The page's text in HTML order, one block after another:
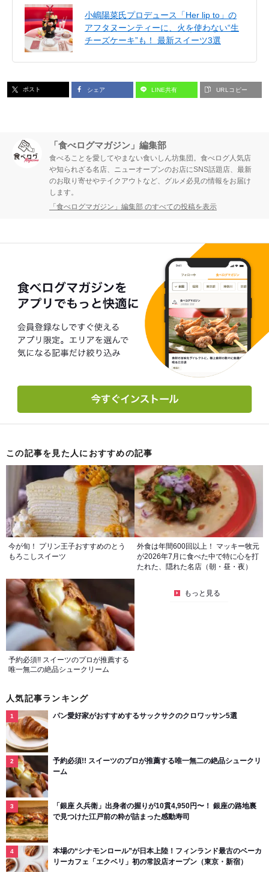
小嶋陽菜氏プロデュース「Her lip to」の
アフタヌーンティーに、火を使わない“生
チーズケーキ”も！ 最新スイーツ3選
ポスト シェア LINE共有 URLコピー
「食べログマガジン」編集部
食べることを愛してやまない食いしん坊集団。食べログ人気店
や知られざる名店、ニューオープンのお店にSNS話題店、最新
のお取り寄せやテイクアウトなど、グルメ必見の情報をお届け
します。
「食べログマガジン」編集部 のすべての投稿を表示
この記事を見た人におすすめの記事
今が旬！ プリン王子おすすめのとう
もろこしスイーツ
外食は年間600回以上！ マッキー牧元
が2026年7月に食べた中で特に心を打
たれた、隠れた名店（朝・昼・夜）
予約必須!! スイーツのプロが推薦する
唯一無二の絶品シュークリーム
もっと見る
人気記事ランキング
パン愛好家がおすすめするサックサクのクロワッサン5選
予約必須!! スイーツのプロが推薦する唯一無二の絶品シュークリ
ーム
「銀座 久兵衛」出身者の握りが10貫4,950円〜！ 銀座の路地裏
で見つけた江戸前の粋が詰まった感動寿司
本場の“シナモンロール”が日本上陸！フィンランド最古のベーカ
リーカフェ「エクベリ」初の常設店オープン（東京・新宿）